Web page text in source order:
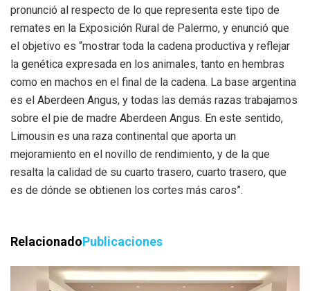
pronunció al respecto de lo que representa este tipo de
remates en la Exposición Rural de Palermo, y enunció que
el objetivo es “mostrar toda la cadena productiva y reflejar
la genética expresada en los animales, tanto en hembras
como en machos en el final de la cadena. La base argentina
es el Aberdeen Angus, y todas las demás razas trabajamos
sobre el pie de madre Aberdeen Angus. En este sentido,
Limousin es una raza continental que aporta un
mejoramiento en el novillo de rendimiento, y de la que
resalta la calidad de su cuarto trasero, cuarto trasero, que
es de dónde se obtienen los cortes más caros”.
RelacionadoPublicaciones